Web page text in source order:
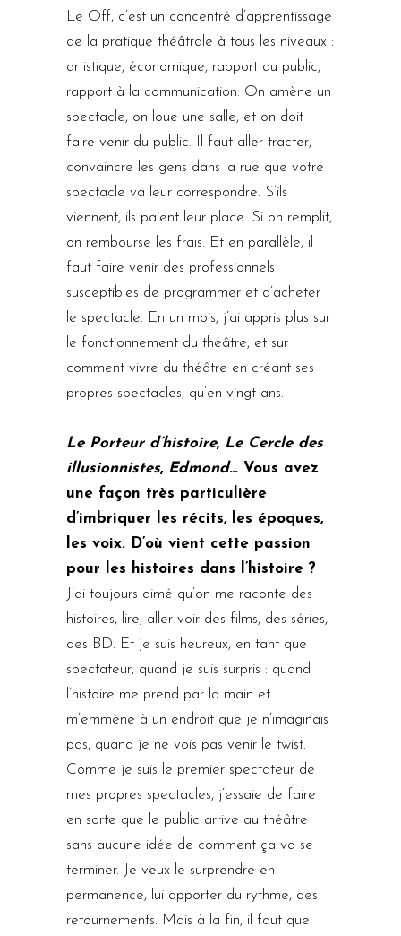
Le Off, c’est un concentré d’apprentissage
de la pratique théâtrale à tous les niveaux :
artistique, économique, rapport au public,
rapport à la communication. On amène un
spectacle, on loue une salle, et on doit
faire venir du public. Il faut aller tracter,
convaincre les gens dans la rue que votre
spectacle va leur correspondre. S’ils
viennent, ils paient leur place. Si on remplit,
on rembourse les frais. Et en parallèle, il
faut faire venir des professionnels
susceptibles de programmer et d’acheter
le spectacle. En un mois, j’ai appris plus sur
le fonctionnement du théâtre, et sur
comment vivre du théâtre en créant ses
propres spectacles, qu’en vingt ans.
Le Porteur d’histoire, Le Cercle des
illusionnistes, Edmond… Vous avez
une façon très particulière
d’imbriquer les récits, les époques,
les voix. D’où vient cette passion
pour les histoires dans l’histoire ?
J’ai toujours aimé qu’on me raconte des
histoires, lire, aller voir des films, des séries,
des BD. Et je suis heureux, en tant que
spectateur, quand je suis surpris : quand
l’histoire me prend par la main et
m’emmène à un endroit que je n’imaginais
pas, quand je ne vois pas venir le twist.
Comme je suis le premier spectateur de
mes propres spectacles, j’essaie de faire
en sorte que le public arrive au théâtre
sans aucune idée de comment ça va se
terminer. Je veux le surprendre en
permanence, lui apporter du rythme, des
retournements. Mais à la fin, il faut que